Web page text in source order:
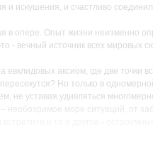
и искушения, и счастливо
в опере. Опыт жизни неизменно
- вечный источник всех мировых
аксиом, где две точки
Но только в
не уставая удивляться
необозримое море ситуаций, от